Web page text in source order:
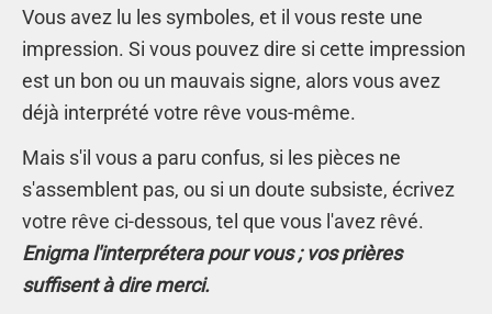
Vous avez lu les symboles, et il vous reste une
impression. Si vous pouvez dire si cette impression
est un bon ou un mauvais signe, alors vous avez
déjà interprété votre rêve vous-même.
Mais s'il vous a paru confus, si les pièces ne
s'assemblent pas, ou si un doute subsiste, écrivez
votre rêve ci-dessous, tel que vous l'avez rêvé.
Enigma l'interprétera pour vous ; vos prières
suffisent à dire merci.